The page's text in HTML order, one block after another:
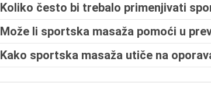
Koliko često bi trebalo primenjivati
Može li sportska masaža pomoći u
Kako sportska masaža utiče na